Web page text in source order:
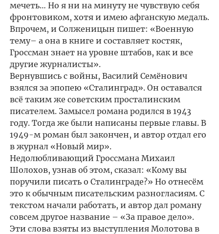
мечеть… Но я ни на минуту не чувствую себя
фронтовиком, хотя и имею афганскую медаль.
Впрочем, и Солженицын пишет: «Военную
тему– а она в книге и составляет костяк,
Гроссман знает на уровне штабов, как и все
другие журналисты».
Вернувшись с войны, Василий Семёнович
взялся за эпопею «Сталинград». Он оставался
всё таким же советским просталинским
писателем. Замысел романа родился в 1943
году. Тогда же были написаны первые главы. В
1949-м роман был закончен, и автор отдал его
в журнал «Новый мир».
Недолюбливающий Гроссмана Михаил
Шолохов, узнав об этом, сказал: «Кому вы
поручили писать о Сталинграде?» Но отнесём
это к обычным писательским разногласиям. С
текстом начали работать, и автор дал роману
совсем другое название – «За правое дело».
Эти слова взяты из выступления Молотова в